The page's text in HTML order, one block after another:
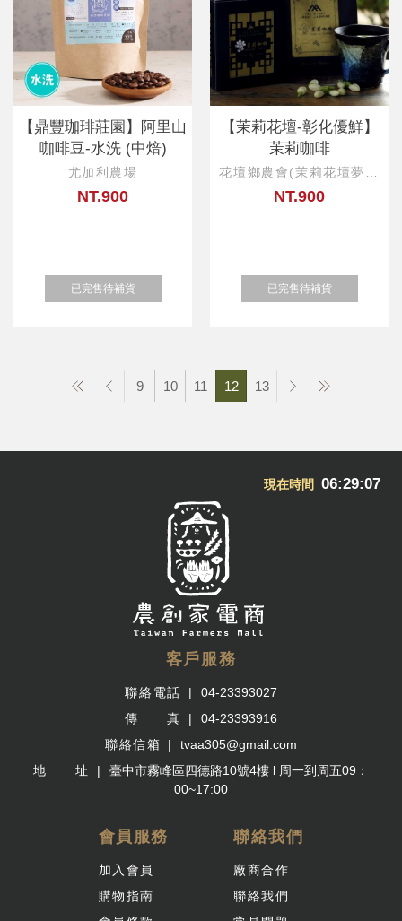
【鼎豐珈琲莊園】阿里山
咖啡豆-水洗 (中焙)
尤加利農場
NT.900
已完售待補貨
【茉莉花壇-彰化優鮮】
茉莉咖啡
花壇鄉農會(茉莉花壇夢想
館)
NT.900
已完售待補貨
9 10 11 12 13
現在時間 06:29:08
客戶服務
聯絡電話
04-23393027
傳 真
04-23393916
聯絡信箱
tvaa305@gmail.com
地 址
臺中市霧峰區四德路10號4樓 l 周一到周五09：
00~17:00
會員服務
加入會員
購物指南
聯絡我們
廠商合作
聯絡我們